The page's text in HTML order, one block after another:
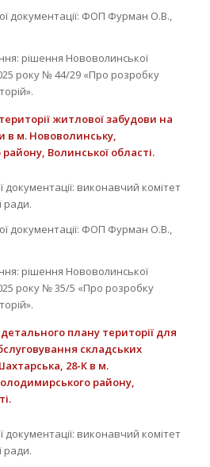
документації: ФОП Фурман О.В.,
рішення Нововолинської
року № 44/29 «Про розробку
житлової забудови на
в м. Нововолинську,
Волинської області.
документації: виконавчий комітет
ради.
документації: ФОП Фурман О.В.,
рішення Нововолинської
року № 35/5 «Про розробку
плану території для
складських
28-К в м.
району,
.
документації: виконавчий комітет
ради.